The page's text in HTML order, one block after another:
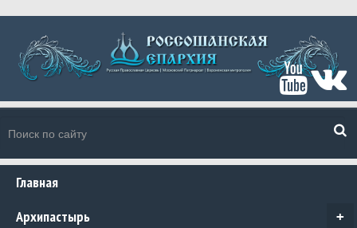
Главная
+
Архипастырь